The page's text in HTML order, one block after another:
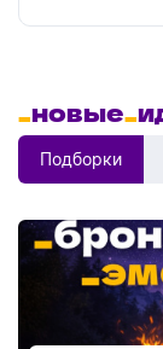
_новые_
Подборки